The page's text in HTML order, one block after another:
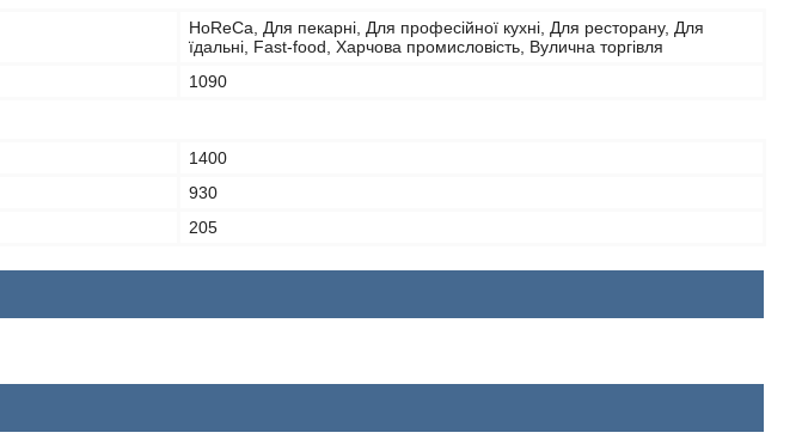
HoReCa, Для пекарні, Для професійної кухні, Для ресторану, Для
їдальні, Fast-food, Харчова промисловість, Вулична торгівля
1090
1400
930
205